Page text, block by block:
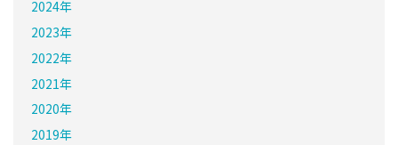
2024年
2023年
2022年
2021年
2020年
2019年